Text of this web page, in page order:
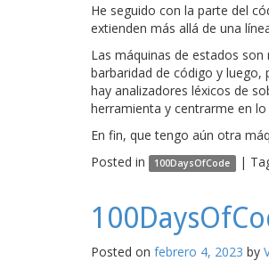
He seguido con la parte del
extienden más allá de una
Las máquinas de estados
barbaridad de código y luego,
hay analizadores léxicos de
herramienta y centrarme en
En fin, que tengo aún otra
Posted in
100DaysOfCode |
Posted on febrero 4, 2023 by